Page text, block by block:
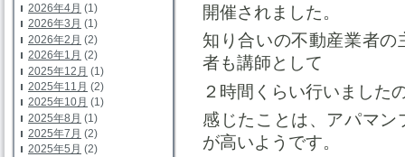
2026年4月 (1)
2026年3月 (1)
2026年2月 (2)
2026年1月 (2)
2025年12月 (1)
2025年11月 (2)
2025年10月 (1)
2025年8月 (1)
2025年7月 (2)
2025年5月 (2)
開催されました。
知り合いの不動産業者
者も講師として
２時間くらい行いました
感じたことは、アパマ
が高いようです。